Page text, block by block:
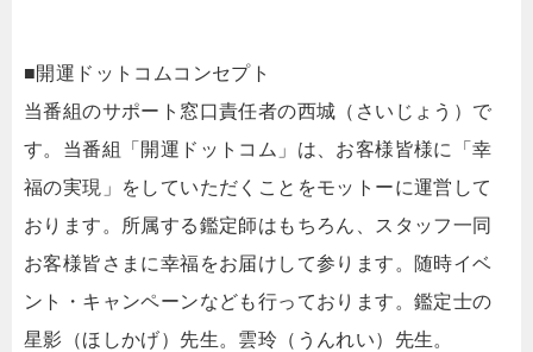
■開運ドットコムコンセプト
当番組のサポート窓口責任者の西城（さいじょう）で
す。当番組「開運ドットコム」は、お客様皆様に「幸
福の実現」をしていただくことをモットーに運営して
おります。所属する鑑定師はもちろん、スタッフ一同
お客様皆さまに幸福をお届けして参ります。随時イベ
ント・キャンペーンなども行っております。鑑定士の
星影（ほしかげ）先生。雲玲（うんれい）先生。